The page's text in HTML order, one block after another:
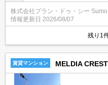
使い勝手が良いです。共用部
Kなどが揃っております。収
株式会社プラン・ドゥ・シー
情報更新日 2026/08/07
残り1
賃貸マンション MELDIA